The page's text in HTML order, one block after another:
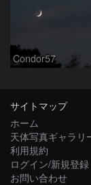
Condor57
サイトマップ
ホーム
天体写真ギャラリ
利用規約
ログイン/新規登録
お問い合わせ